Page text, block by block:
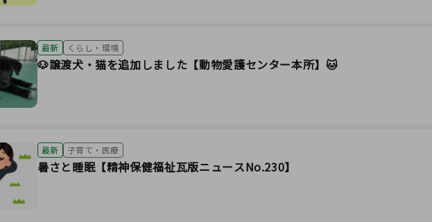
最新 くらし・環境
🐶譲渡犬・猫を追加しました【動物愛護センター本所】🐱
最新 子育て・医療
暑さと睡眠【精神保健福祉瓦版ニュースNo.230】